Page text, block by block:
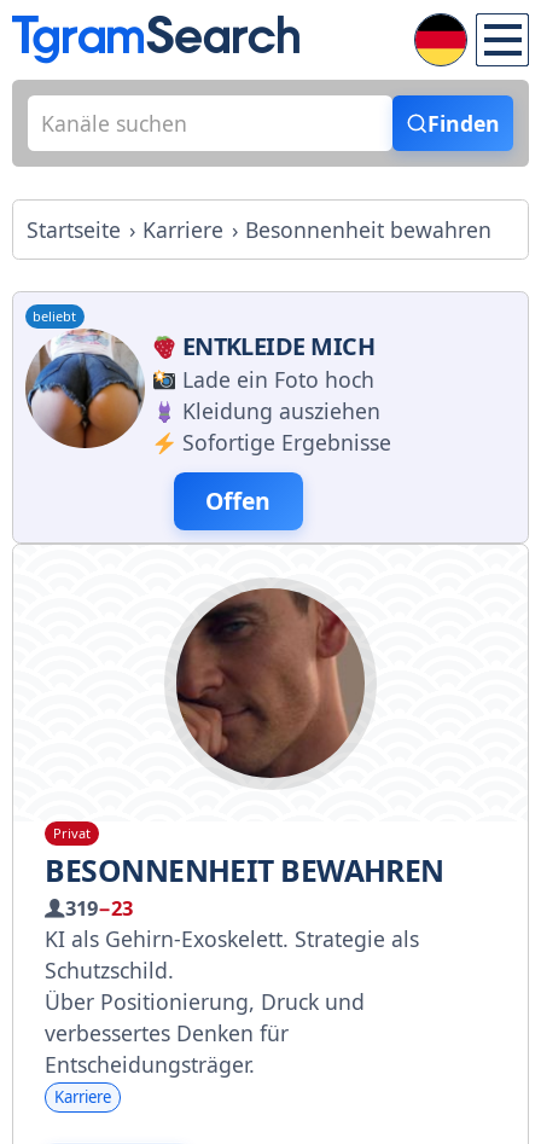
Finden
Startseite Karriere Besonnenheit bewahren
beliebt
ENTKLEIDE MICH
Lade ein Foto hoch
Kleidung ausziehen
Sofortige Ergebnisse
Offen
Privat
BESONNENHEIT BEWAHREN
319−23
KI als Gehirn-Exoskelett. Strategie als
Schutzschild.
Über Positionierung, Druck und
verbessertes Denken für
Entscheidungsträger.
Karriere